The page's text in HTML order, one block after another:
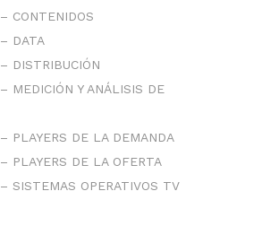
CONTENIDOS
DATA
DISTRIBUCIÓN
MEDICIÓN Y ANÁLISIS DE
PLAYERS DE LA DEMANDA
PLAYERS DE LA OFERTA
SISTEMAS OPERATIVOS TV